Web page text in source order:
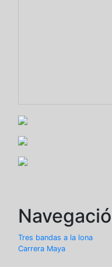
Tres bandas a la lona
Carrera Maya